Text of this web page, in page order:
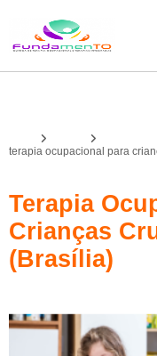
terapia ocupacional para
Terapia
Crianças
(Brasília)